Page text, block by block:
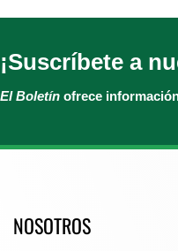
¡Suscríbete a
El Boletín ofrece
NOSOTROS